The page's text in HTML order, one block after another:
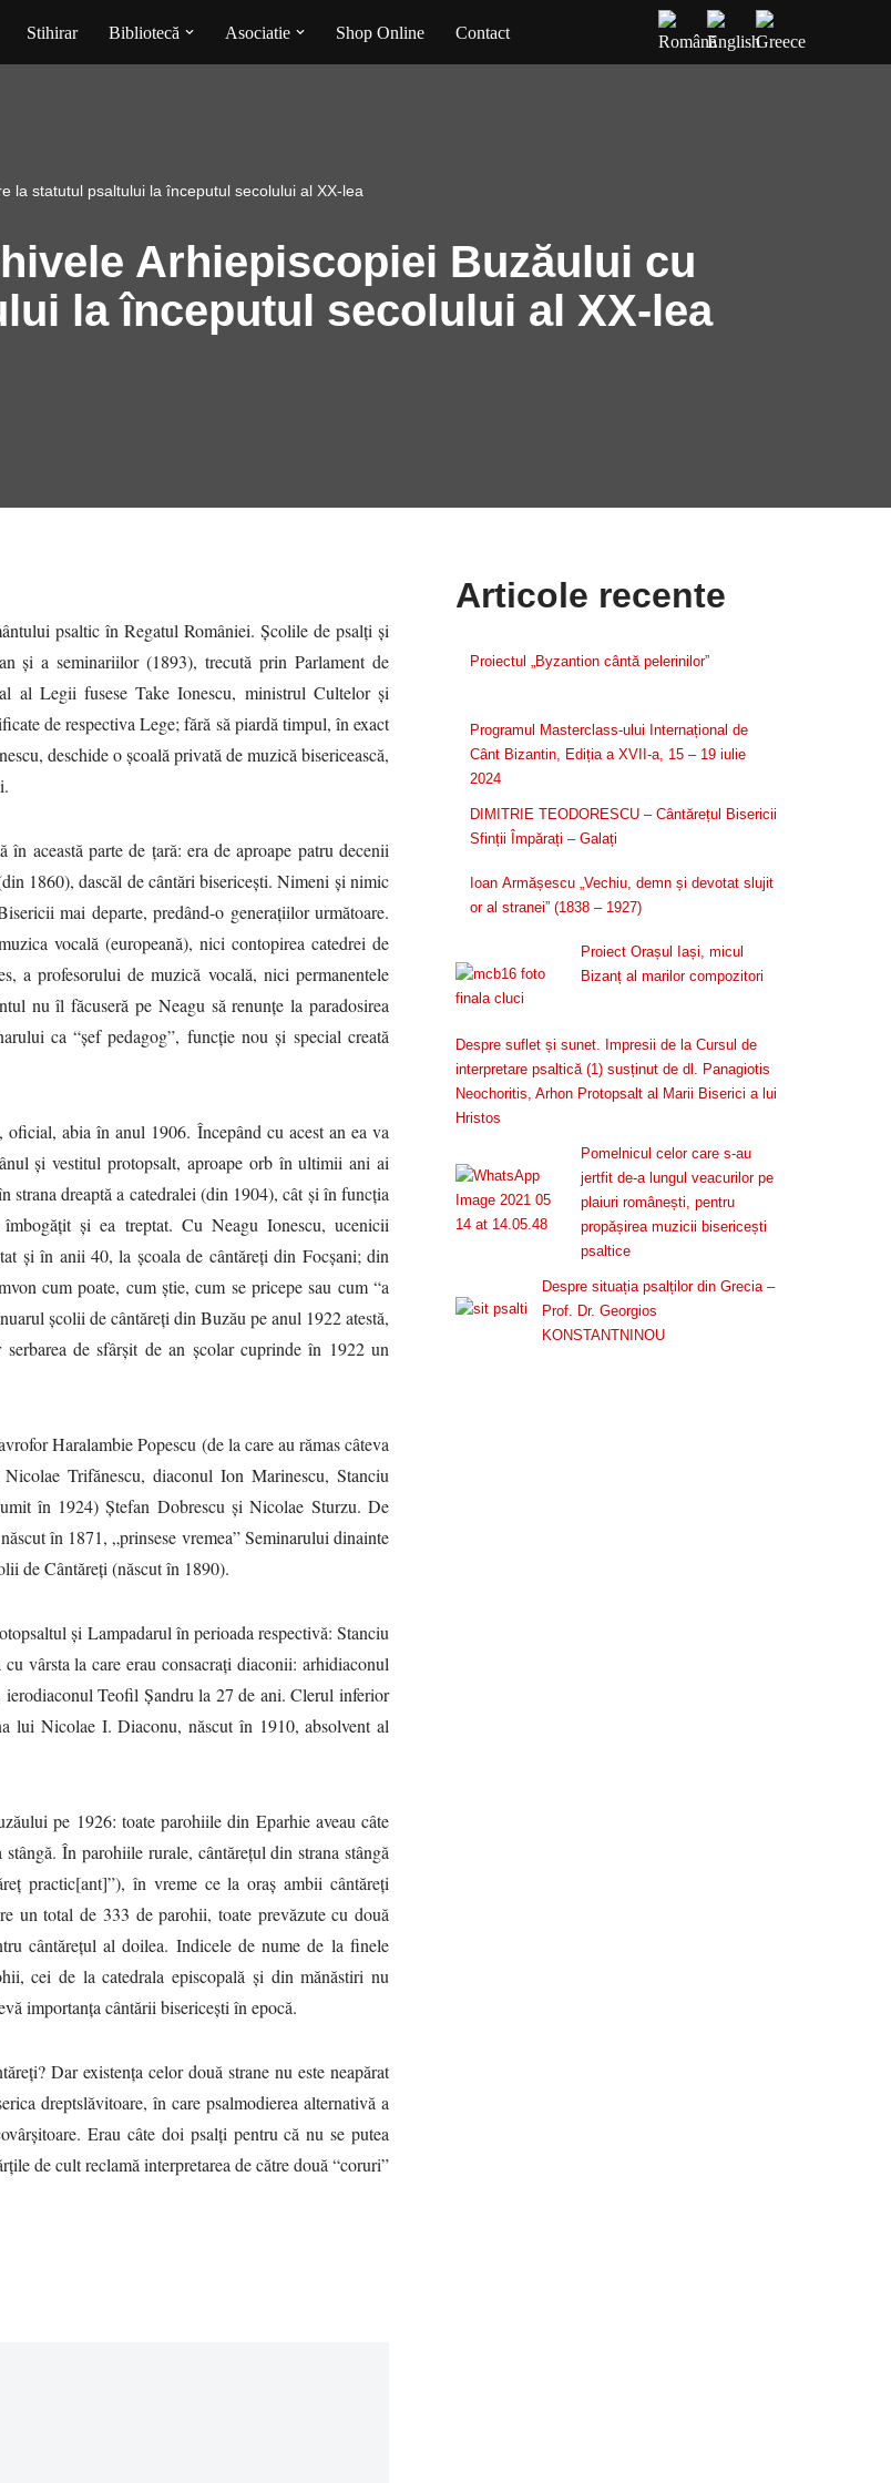
Stihirar Bibliotecă Asociatie Shop Online Contact
la statutul psaltului la începutul secolului al XX-lea
Arhiepiscopiei Buzăului cu
la începutul secolului al XX-lea
psaltic în Regatul României. Școlile de psalți și
și a seminariilor (1893), trecută prin Parlament de
al Legii fusese Take Ionescu, ministrul Cultelor și
de respectiva Lege; fără să piardă timpul, în exact
deschide o școală privată de muzică bisericească,
această parte de țară: era de aproape patru decenii
1860), dascăl de cântări bisericești. Nimeni și nimic
mai departe, predând-o generațiilor următoare.
vocală (europeană), nici contopirea catedrei de
a profesorului de muzică vocală, nici permanentele
nu îl făcuseră pe Neagu să renunțe la paradosirea
ca “șef pedagog”, funcție nou și special creată
abia în anul 1906. Începând cu acest an ea va
și vestitul protopsalt, aproape orb în ultimii ani ai
dreaptă a catedralei (din 1904), cât și în funcția
și ea treptat. Cu Neagu Ionescu, ucenicii
și în anii 40, la școala de cântăreți din Focșani; din
cum poate, cum știe, cum se pricepe sau cum “a
școlii de cântăreți din Buzău pe anul 1922 atestă,
de sfârșit de an școlar cuprinde în 1922 un
Haralambie Popescu (de la care au rămas câteva
Trifănescu, diaconul Ion Marinescu, Stanciu
în 1924) Ștefan Dobrescu și Nicolae Sturzu. De
în 1871, „prinsese vremea” Seminarului dinainte
de Cântăreți (născut în 1890).
și Lampadarul în perioada respectivă: Stanciu
vârsta la care erau consacrați diaconii: arhidiaconul
Teofil Șandru la 27 de ani. Clerul inferior
lui Nicolae I. Diaconu, născut în 1910, absolvent al
pe 1926: toate parohiile din Eparhie aveau câte
În parohiile rurale, cântărețul din strana stângă
practic[ant]”), în vreme ce la oraș ambii cântăreți
un total de 333 de parohii, toate prevăzute cu două
cântărețul al doilea. Indicele de nume de la finele
cei de la catedrala episcopală și din mănăstiri nu
importanța cântării bisericești în epocă.
Dar existența celor două strane nu este neapărat
dreptslăvitoare, în care psalmodierea alternativă a
Erau câte doi psalți pentru că nu se putea
de cult reclamă interpretarea de către două “coruri”
Articole recente
Proiectul „Byzantion cântă pelerinilor”
Programul Masterclass-ului Internațional de
Cânt Bizantin, Ediția a XVII-a, 15 – 19 iulie
2024
DIMITRIE TEODORESCU – Cântărețul Bisericii
Sfinții Împărați – Galați
Ioan Armășescu „Vechiu, demn și devotat slujit
or al stranei” (1838 – 1927)
Proiect Orașul Iași, micul
Bizanț al marilor compozitori
Despre suflet și sunet. Impresii de la Cursul de
interpretare psaltică (1) susținut de dl. Panagiotis
Neochoritis, Arhon Protopsalt al Marii Biserici a lui
Hristos
Pomelnicul celor care s-au
jertfit de-a lungul veacurilor pe
plaiuri românești, pentru
propășirea muzicii bisericești
psaltice
Despre situația psalților din Grecia –
Prof. Dr. Georgios
KONSTANTNINOU